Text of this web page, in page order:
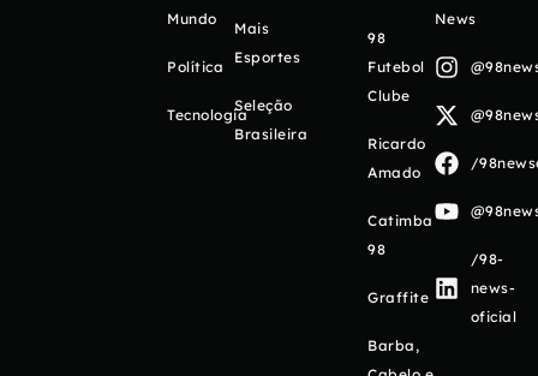
Mundo
Política
Tecnologia
Mais
Esportes
Seleção
Brasileira
98
Futebol
Clube
Ricardo
Amado
Catimba
98
Graffite
Barba,
News
/
/98-
news-
oficial